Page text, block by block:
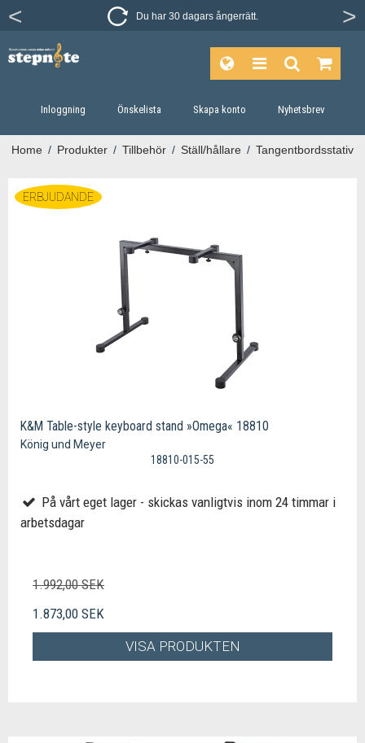
Du har 30 dagars ångerrätt.
Inloggning Önskelista Skapa konto Nyhetsbrev
Home / Produkter / Tillbehör / Ställ/hållare / Tangentbordsstativ
ERBJUDANDE
K&M Table-style keyboard stand »Omega« 18810
König und Meyer
18810-015-55
På vårt eget lager - skickas vanligtvis inom 24 timmar i
arbetsdagar
1.992,00 SEK
1.873,00 SEK
VISA PRODUKTEN